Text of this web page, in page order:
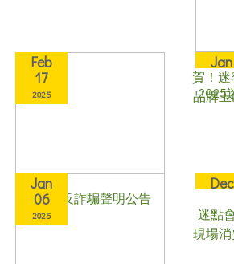
賀！迷
品牌
Feb
17
2025
2025 反詐騙聲明公告
Jan
24
2025
2025
Jan
06
2025
Dec
2024
迷點
現場